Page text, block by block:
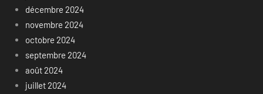
décembre 2024
novembre 2024
octobre 2024
septembre 2024
août 2024
juillet 2024